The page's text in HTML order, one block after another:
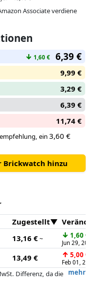
Associate verdiene
↓ 1,60 € 6,39 €
9,99 €
3,29 €
6,39 €
11,74 €
ein 3,60 €
Brickwatch hinzu
Zugestellt
13,16 €~ ↓ 1,60 €
Jun 29,
13,49 € ↑ 5,00 €
Feb 01,
mehr
Differenz, da die